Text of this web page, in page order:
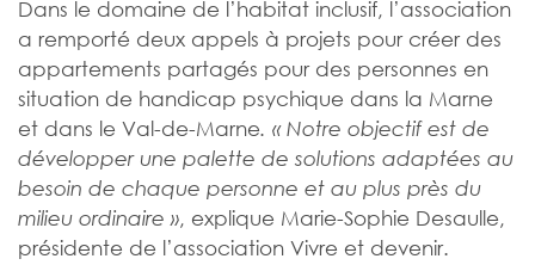
Dans le domaine de l’habitat inclusif, l’association
a remporté deux appels à projets pour créer des
appartements partagés pour des personnes en
situation de handicap psychique dans la Marne
et dans le Val-de-Marne. « Notre objectif est de
développer une palette de solutions adaptées au
besoin de chaque personne et au plus près du
milieu ordinaire », explique Marie-Sophie Desaulle,
présidente de l’association Vivre et devenir.